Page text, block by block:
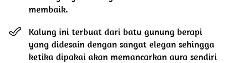
membaik.
Kalung ini terbuat dari batu gunung berapi
yang didesain dengan sangat elegan sehingga
ketika dipakai akan memancarkan aura sendiri